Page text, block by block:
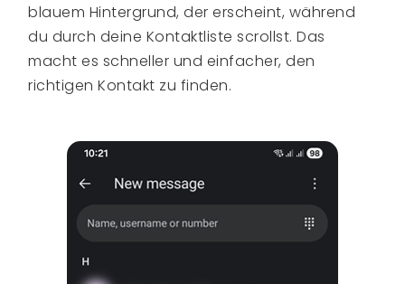
blauem Hintergrund, der erscheint, während
du durch deine Kontaktliste scrollst. Das
macht es schneller und einfacher, den
richtigen Kontakt zu finden.